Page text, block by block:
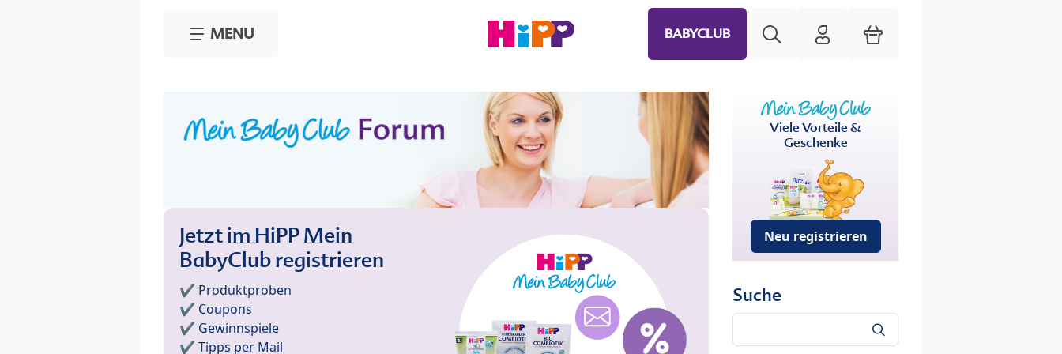
MENU BABYCLUB HiPP Mein Babyclub
Warenkorb
Jetzt im HiPP Mein
BabyClub registrieren
✔️ Produktproben
✔️ Coupons
✔️ Gewinnspiele
✔️ Tipps per Mail
Viele Vorteile &
Geschenke
Neu registrieren
Suche